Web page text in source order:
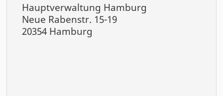
Hauptverwaltung Hamburg
Neue Rabenstr. 15-19
20354 Hamburg